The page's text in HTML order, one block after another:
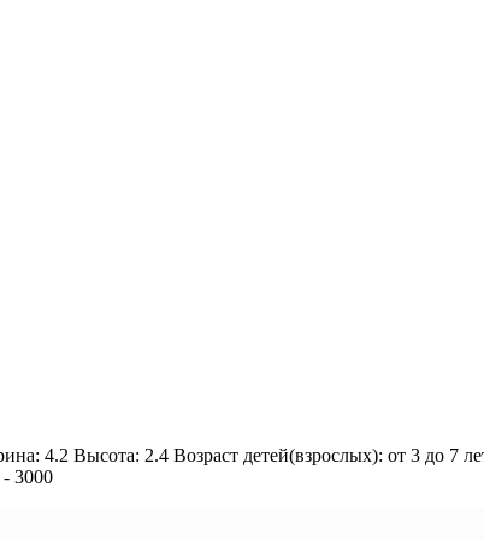
4.2 Высота: 2.4 Возраст детей(взрослых): от 3 до 7
3000